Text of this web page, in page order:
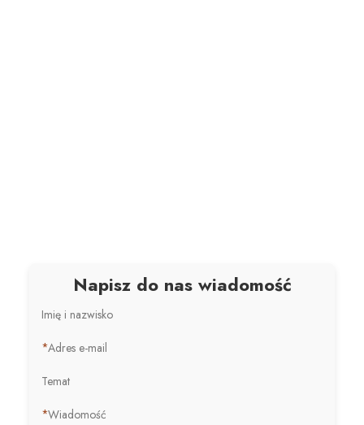
Napisz do nas wiadomość
Imię i nazwisko
*Adres e-mail
Temat
*Wiadomość